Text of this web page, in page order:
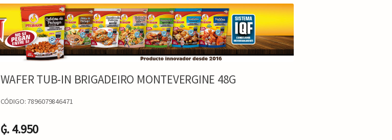
WAFER TUB-IN BRIGADEIRO MONTEVERGINE 48G
CÓDIGO: 7896079846471
₲. 4.950